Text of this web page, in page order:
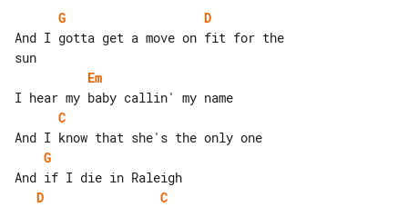
G
D
And I gotta get a move on fit for the
Em
C
G
D
C